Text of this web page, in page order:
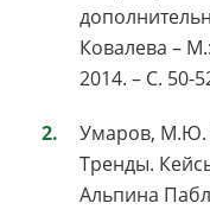
Ковалева –
2014. – С. 50-
Умаров, М.Ю.
Тренды.
Альпина